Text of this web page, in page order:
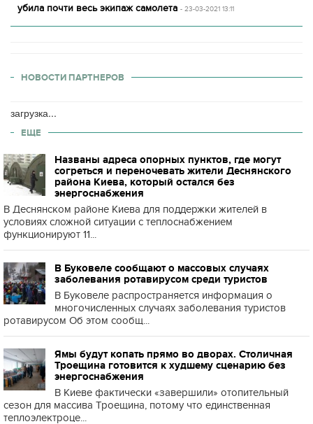
убила почти весь экипаж самолета - 23-03-2021 13:11
НОВОСТИ ПАРТНЕРОВ
загрузка...
ЕЩЕ
Названы адреса опорных пунктов, где могут
согреться и переночевать жители Деснянского
района Киева, который остался без
энергоснабжения
В Деснянском районе Киева для поддержки жителей в
условиях сложной ситуации с теплоснабжением
функционируют 11...
В Буковеле сообщают о массовых случаях
заболевания ротавирусом среди туристов
В Буковеле распространяется информация о
многочисленных случаях заболевания туристов
ротавирусом Об этом сообщ...
Ямы будут копать прямо во дворах. Столичная
Троещина готовится к худшему сценарию без
энергоснабжения
В Киеве фактически «завершили» отопительный
сезон для массива Троещина, потому что единственная
теплоэлектроце...